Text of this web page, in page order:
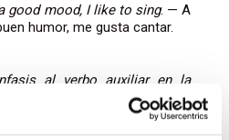
good mood, I like to sing. — A
humor, me gusta cantar.
al verbo auxiliar en la